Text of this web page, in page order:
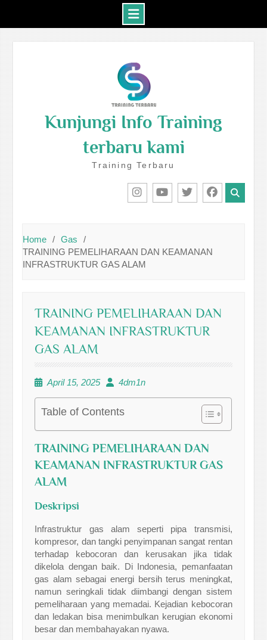
Kunjungi Info Training
terbaru kami
Training Terbaru
Home
Gas
TRAINING PEMELIHARAAN DAN KEAMANAN
INFRASTRUKTUR GAS ALAM
TRAINING PEMELIHARAAN DAN
KEAMANAN INFRASTRUKTUR
GAS ALAM
April 15, 2025 4dm1n
Table of Contents
TRAINING PEMELIHARAAN DAN
KEAMANAN INFRASTRUKTUR GAS
ALAM
Deskripsi
Infrastruktur gas alam seperti pipa transmisi,
kompresor, dan tangki penyimpanan sangat rentan
terhadap kebocoran dan kerusakan jika tidak
dikelola dengan baik. Di Indonesia, pemanfaatan
gas alam sebagai energi bersih terus meningkat,
namun seringkali tidak diimbangi dengan sistem
pemeliharaan yang memadai. Kejadian kebocoran
dan ledakan bisa menimbulkan kerugian ekonomi
besar dan membahayakan nyawa.